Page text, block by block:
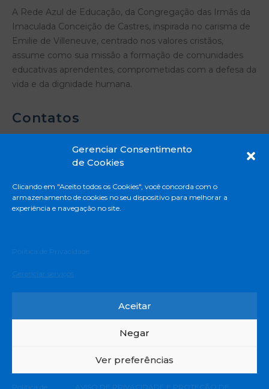
Gerenciar Consentimento
de Cookies
Clicando em "Aceito todos os Cookies", você concorda com o
armazenamento de cookies no seu dispositivo para melhorar a
experiência e navegação no site.
Politica de Privacidade
Gerenciar serviços
Aceitar
Negar
Ver preferências
Política de AVISO DE PRIVACIDADE E PROTEÇÃO DE
A Rede Azul de Educação, da Congregação das Irmãs da
Imaculada Conceição de Castres, inspirada no carisma de
Emilie de Villeneuve, centrado nos valores cristãos,
assume como sua missão a formação de comunidades
educativas aprendentes, comprometidas com a defesa da
vida e da dignidade humana.
Contatos
Mascote - São Paulo - SP
11 5671-8888
Termos e Condições de uso
Edital do Programa de Bolsa de Estudo (EJA)
Canal de Denúncia
reservados.